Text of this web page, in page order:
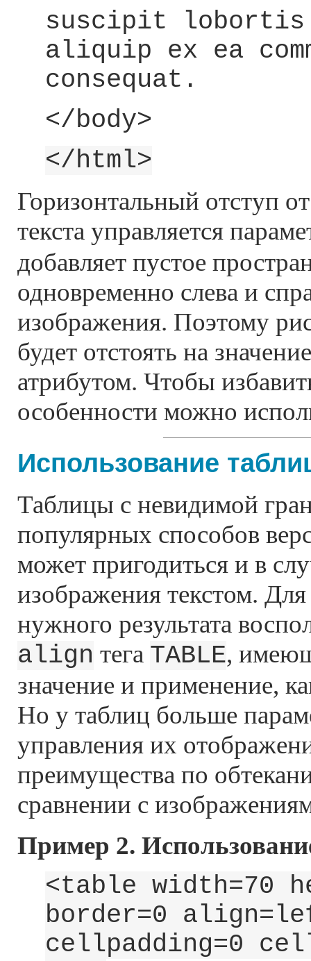
suscipit
aliquip ex ea
consequat.
</body>
</html>
Горизонтальный отступ
текста управляется
добавляет пустое
одновременно слева и
изображения. Поэтому
будет отстоять на
атрибутом. Чтобы
особенности можно
Использование
Таблицы с невидимой
популярных способов
может пригодиться и в
изображения текстом.
нужного результата
align тега TABLE,
значение и применение,
Но у таблиц больше
управления их
преимущества по
сравнении с
Пример 2.
<table width=70
border=0
cellpadding=0